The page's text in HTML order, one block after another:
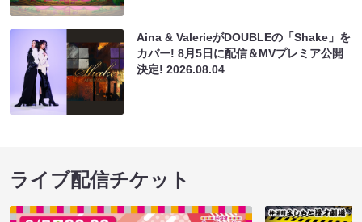
Aina & ValerieがDOUBLEの「Shake」を
カバー! 8月5日に配信＆MVプレミア公開
決定!2026.08.04
ライブ配信チケット